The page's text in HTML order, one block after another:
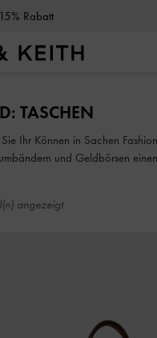
Rabatt
TASCHEN
Ihr Können in Sachen
und Geldbörsen
angezeigt